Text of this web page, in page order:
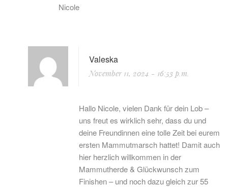
Nicole
Valeska
November 11, 2024 - 16:53 p.m.
Hallo Nicole, vielen Dank für dein Lob –
uns freut es wirklich sehr, dass du und
deine Freundinnen eine tolle Zeit bei eurem
ersten Mammutmarsch hattet! Damit auch
hier herzlich willkommen in der
Mammutherde & Glückwunsch zum
Finishen – und noch dazu gleich zur 55